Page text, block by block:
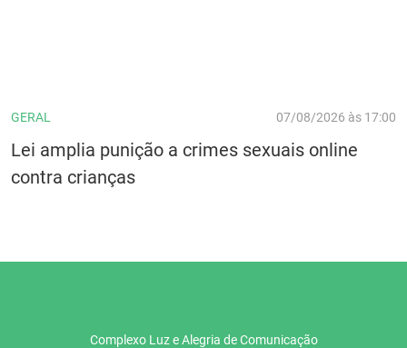
GERAL 07/08/2026 às 17:00
Lei amplia punição a crimes sexuais online
contra crianças
Complexo Luz e Alegria de Comunicação